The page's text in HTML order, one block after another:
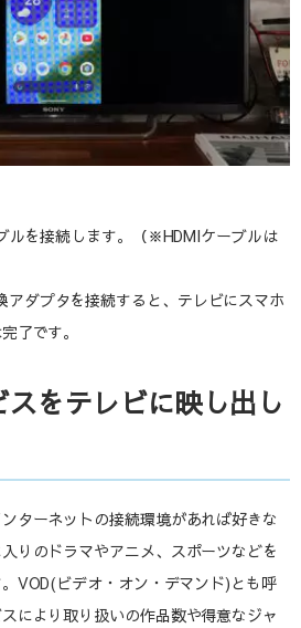
ルを接続します。（※HDMIケーブルは
ダプタを接続すると、テレビにスマホ
了です。
をテレビに映し出し
ターネットの接続環境があれば好きな
りのドラマやアニメ、スポーツなどを
VOD(ビデオ・オン・デマンド)とも呼
により取り扱いの作品数や得意なジャ